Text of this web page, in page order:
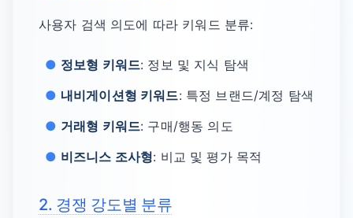
사용자 검색 의도에 따라 키워드 분류:
정보형 키워드: 정보 및 지식 탐색
내비게이션형 키워드: 특정 브랜드/계정 탐색
거래형 키워드: 구매/행동 의도
비즈니스 조사형: 비교 및 평가 목적
2. 경쟁 강도별 분류